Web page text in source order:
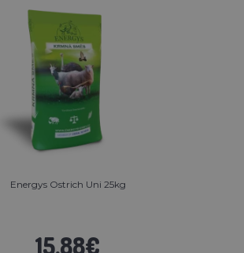
Energys Ostrich Uni 25kg
15,88€